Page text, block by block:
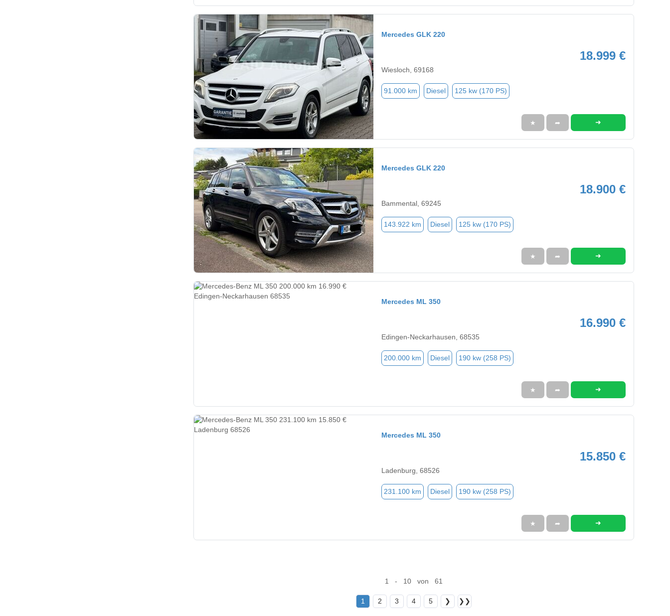
Mercedes GLK 220
18.999 €
Wiesloch, 69168
91.000 km Diesel 125 kw (170 PS)
★ ➦ ➜
Mercedes GLK 220
18.900 €
Bammental, 69245
143.922 km Diesel 125 kw (170 PS)
★ ➦ ➜
Mercedes ML 350
16.990 €
Edingen-Neckarhausen, 68535
200.000 km Diesel 190 kw (258 PS)
★ ➦ ➜
Mercedes ML 350
15.850 €
Ladenburg, 68526
231.100 km Diesel 190 kw (258 PS)
★ ➦ ➜
1 - 10 von 61
1 2 3 4 5 ❯ ❯❯